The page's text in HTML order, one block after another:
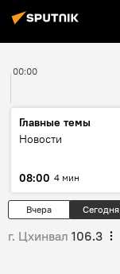
00:00
Главные темы
Новости
08:00 4 мин
Вчера Сегодня
г. Цхинвал 106.3